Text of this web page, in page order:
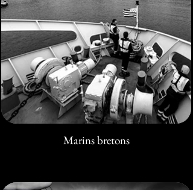
Marins bretons